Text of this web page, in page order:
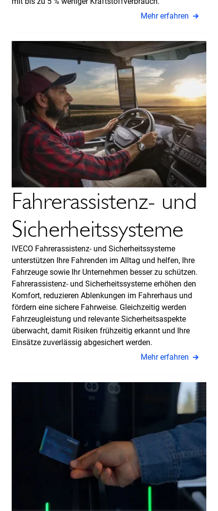
Mehr erfahren
Fahrerassistenz- und
Sicherheitssysteme
IVECO Fahrerassistenz- und Sicherheitssysteme
unterstützen Ihre Fahrenden im Alltag und helfen, Ihre
Fahrzeuge sowie Ihr Unternehmen besser zu schützen.
Fahrerassistenz- und Sicherheitssysteme erhöhen den
Komfort, reduzieren Ablenkungen im Fahrerhaus und
fördern eine sichere Fahrweise. Gleichzeitig werden
Fahrzeugleistung und relevante Sicherheitsaspekte
überwacht, damit Risiken frühzeitig erkannt und Ihre
Einsätze zuverlässig abgesichert werden.
Mehr erfahren